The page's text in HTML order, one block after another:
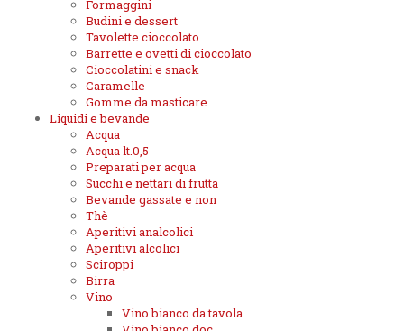
Formaggini
Budini e dessert
Tavolette cioccolato
Barrette e ovetti di cioccolato
Cioccolatini e snack
Caramelle
Gomme da masticare
Liquidi e bevande
Acqua
Acqua lt.0,5
Preparati per acqua
Succhi e nettari di frutta
Bevande gassate e non
Thè
Aperitivi analcolici
Aperitivi alcolici
Sciroppi
Birra
Vino
Vino bianco da tavola